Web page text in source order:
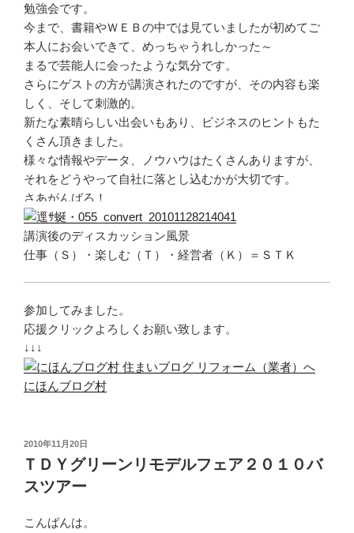
勉強会です。
今まで、書籍やＷＥＢの中では見ていましたが初めてご
本人にお会いできて、めっちゃうれしかった～
まるで芸能人に会ったような気分です。
さらにゲストの方が講演されたのですが、その内容も楽
しく、そして刺激的。
新たな素晴らしい出会いもあり、ビジネスのヒントもた
くさん頂きました。
様々な情報やデータ、ノウハウはたくさんありますが、
それをどうやって自社に落とし込むかが大切です。
さあがんばろ！
講演後のディスカッション風景
仕事（Ｓ）・楽しむ（Ｔ）・経営者（Ｋ）＝ＳＴＫ
参加してみました。
応援クリックよろしくお願い致します。
↓↓↓
にほんブログ村
投
稿
日:
2010年11月20日
ＴＤＹグリーンリモデルフェア２０１０バ
スツアー
こんばんは。